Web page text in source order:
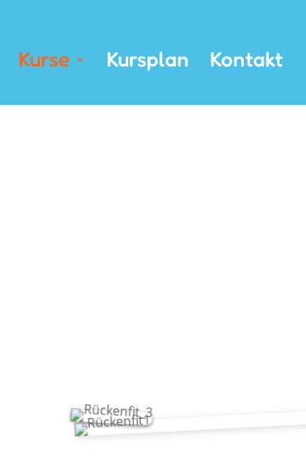
Kurse Kursplan Kontakt